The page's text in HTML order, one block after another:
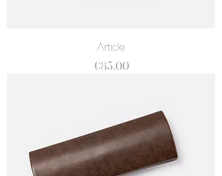
Article
價格
€85.00